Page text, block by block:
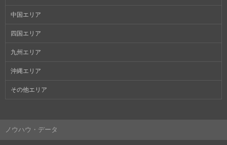
中国エリア
四国エリア
九州エリア
沖縄エリア
その他エリア
ノウハウ・データ